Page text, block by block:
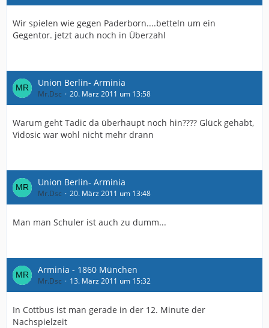
Wir spielen wie gegen Paderborn....betteln um ein
Gegentor. jetzt auch noch in Überzahl
Union Berlin- Arminia
Mr.Dsc 20. März 2011 um 13:58
Warum geht Tadic da überhaupt noch hin???? Glück gehabt,
Vidosic war wohl nicht mehr drann
Union Berlin- Arminia
Mr.Dsc 20. März 2011 um 13:48
Man man Schuler ist auch zu dumm...
Arminia - 1860 München
Mr.Dsc 13. März 2011 um 15:32
In Cottbus ist man gerade in der 12. Minute der
Nachspielzeit